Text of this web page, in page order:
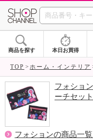
商品を探す 本日お買得
TOP ホーム・インテリア
フォショ
ーチセット
フォションの商品一